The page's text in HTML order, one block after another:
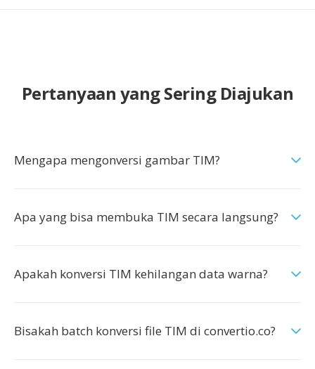
Pertanyaan yang Sering Diajukan
Mengapa mengonversi gambar TIM?
Apa yang bisa membuka TIM secara langsung?
Apakah konversi TIM kehilangan data warna?
Bisakah batch konversi file TIM di convertio.co?